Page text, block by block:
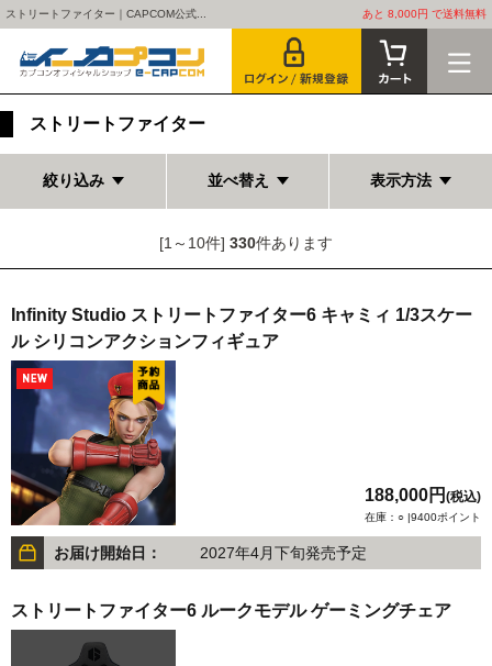
ストリートファイター｜CAPCOM公式... あと 8,000円 で送料無料
ストリートファイター
絞り込み 並べ替え 表示方法
[1～10件] 330件あります
Infinity Studio ストリートファイター6 キャミィ 1/3スケー
ル シリコンアクションフィギュア
188,000円 (税込)
在庫：○ |9400ポイント
お届け開始日： 2027年4月下旬発売予定
ストリートファイター6 ルークモデル ゲーミングチェア